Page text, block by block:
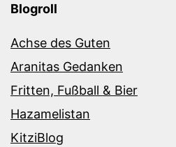
Blogroll
Achse des Guten
Aranitas Gedanken
Fritten, Fußball & Bier
Hazamelistan
KitziBlog